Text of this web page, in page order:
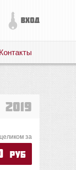
вход
Контакты
за
руб